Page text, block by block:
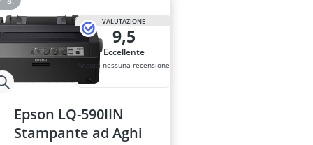
VALUTAZIONE
9,5
Eccellente
Ancora nessuna recensione
Epson LQ-590IIN
Stampante ad Aghi